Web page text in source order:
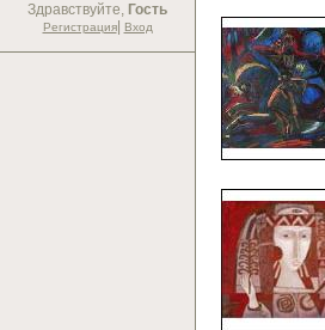
Здравствуйте, Гость
Регистрация| Вход